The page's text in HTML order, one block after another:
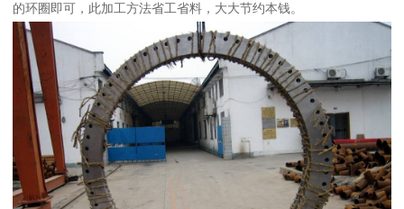
的环圈即可，此加工方法省工省料，大大节约本钱。